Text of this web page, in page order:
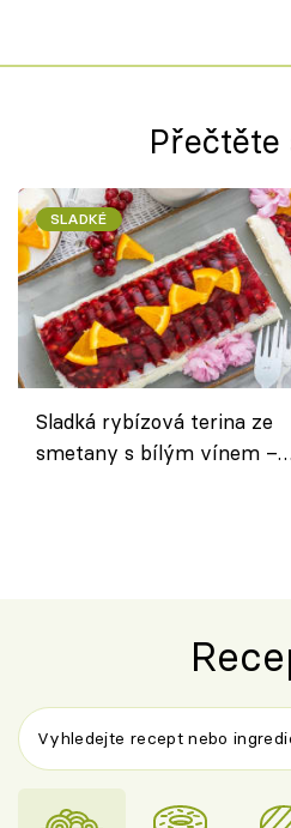
Přečtěte
SLADKÉ
Sladká rybízová terina ze
smetany s bílým vínem –